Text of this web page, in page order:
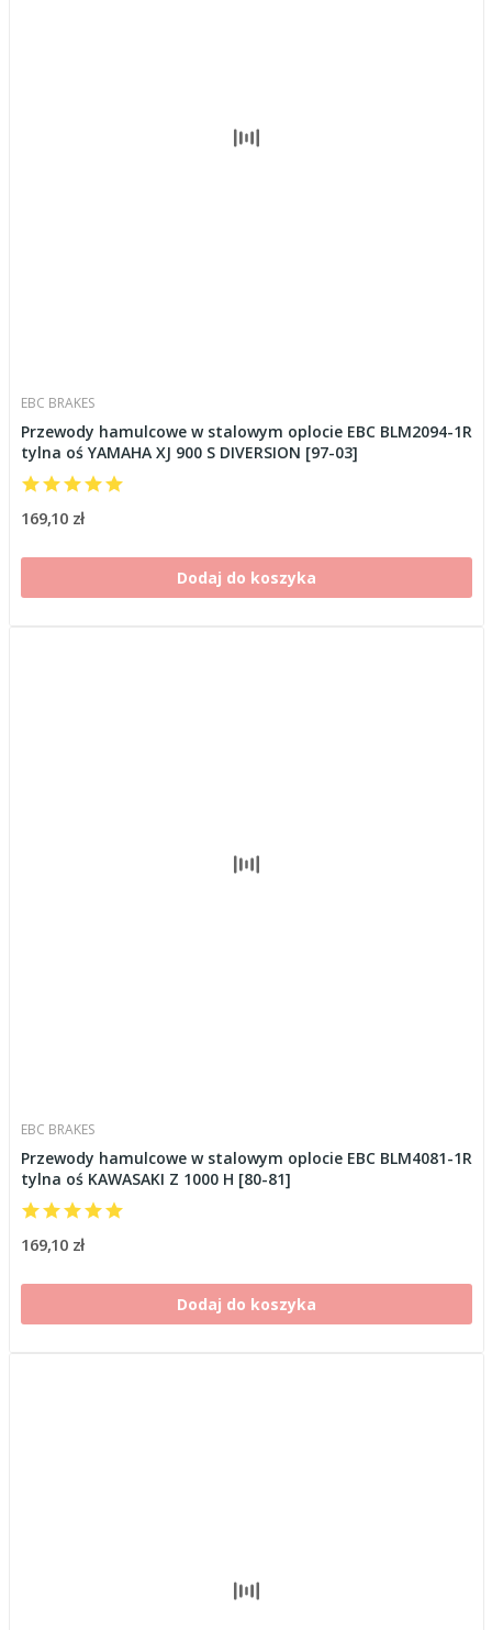
EBC BRAKES
Przewody hamulcowe w stalowym oplocie EBC BLM2094-1R
tylna oś YAMAHA XJ 900 S DIVERSION [97-03]
169,10 zł
Dodaj do koszyka
EBC BRAKES
Przewody hamulcowe w stalowym oplocie EBC BLM4081-1R
tylna oś KAWASAKI Z 1000 H [80-81]
169,10 zł
Dodaj do koszyka